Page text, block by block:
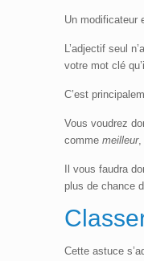
Un modificateur
L’adjectif seul
votre mot clé
C’est
Vous voudrez
commemeilleur
Il vous faudra
plus de chance
Cette astuce